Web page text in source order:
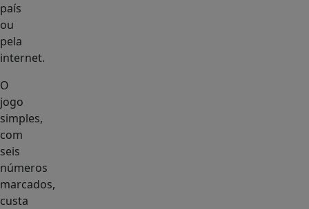
país
ou
pela
internet.
O
jogo
simples,
com
seis
números
marcados,
custa